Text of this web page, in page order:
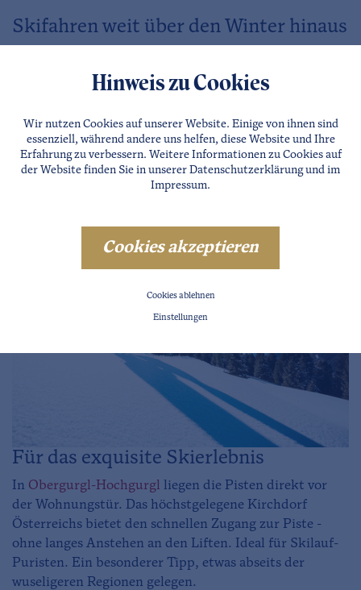
Skifahren weit über den Winter hinaus
schließen zum Skigebiet in Sölden an. Somit ist es in
Sölden (je nach Wetter- und Schneelage) meist schon ab
erste Schwünge in den Schnee zu ziehen.
Für das exquisite Skierlebnis
In Obergurgl-Hochgurgl liegen die Pisten direkt vor
der Wohnungstür. Das höchstgelegene Kirchdorf
Österreichs bietet den schnellen Zugang zur Piste -
ohne langes Anstehen an den Liften. Ideal für Skilauf-
Puristen. Ein besonderer Tipp, etwas abseits der
wuseligeren Regionen gelegen.
Hinweis zu Cookies
Wir nutzen Cookies auf unserer Website. Einige von ihnen sind
essenziell, während andere uns helfen, diese Website und Ihre
Erfahrung zu verbessern. Weitere Informationen zu Cookies auf
der Website finden Sie in unserer Datenschutzerklärungund im
Impressum.
Cookies akzeptieren
Cookies ablehnen
Einstellungen